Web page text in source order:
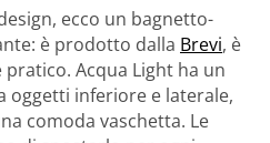
ecco un bagnetto-
è prodotto dalla Brevi, è
Acqua Light ha un
oggetti inferiore e laterale,
comoda vaschetta. Le